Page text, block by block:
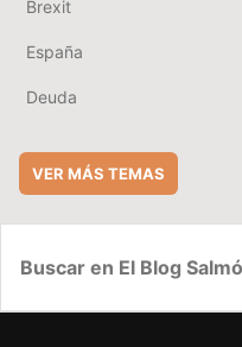
Brexit
España
Deuda
VER MÁS TEMAS